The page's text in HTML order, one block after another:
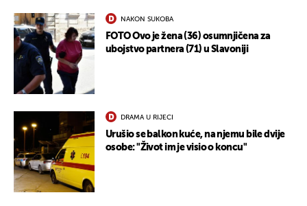
NAKON SUKOBA
FOTO Ovo je žena (36) osumnjičena za
ubojstvo partnera (71) u Slavoniji
DRAMA U RIJECI
Urušio se balkon kuće, na njemu bile dvije
osobe: "Život im je visio o koncu"